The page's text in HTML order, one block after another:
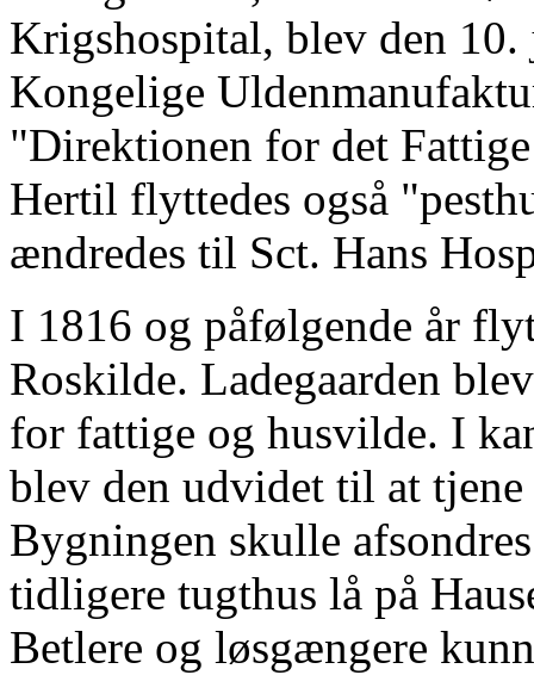
Krigshospital, blev den
Kongelige
"Direktionen for det
Hertil flyttedes også
ændredes til Sct. Hans
I 1816 og påfølgende år
Roskilde. Ladegaarden
for fattige og husvilde. I
blev den udvidet til at tjene
Bygningen skulle
tidligere tugthus lå på
Betlere og løsgængere